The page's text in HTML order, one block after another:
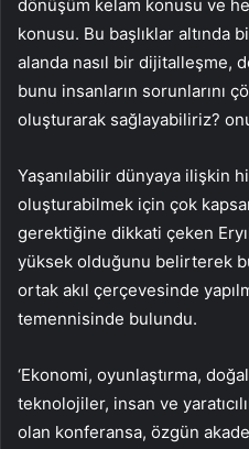
dönüşüm kelam konusu ve
konusu. Bu başlıklar altında
alanda nasıl bir dijitalleşme,
bunu insanların sorunlarını
oluşturarak sağlayabiliriz?
Yaşanılabilir dünyaya ilişkin
oluşturabilmek için çok
gerektiğine dikkati çeken
yüksek olduğunu belirterek
ortak akıl çerçevesinde
temennisinde bulundu.
‘Ekonomi, oyunlaştırma,
teknolojiler, insan ve
olan konferansa, özgün